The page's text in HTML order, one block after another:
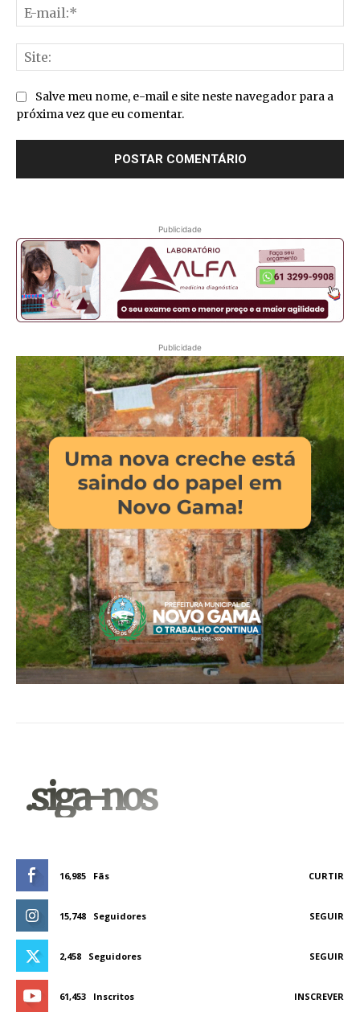
Salve meu nome, e-mail e site neste navegador para a
próxima vez que eu comentar.
Publicidade
Publicidade
.siga-nos
16,985 Fãs CURTIR
15,748 Seguidores SEGUIR
2,458 Seguidores SEGUIR
61,453 Inscritos INSCREVER